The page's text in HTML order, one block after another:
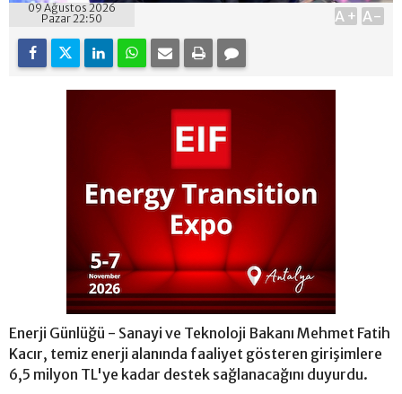
09 Ağustos 2026
Pazar 22:50
A+ A-
Enerji Günlüğü - Sanayi ve Teknoloji Bakanı Mehmet Fatih
Kacır, temiz enerji alanında faaliyet gösteren girişimlere
6,5 milyon TL'ye kadar destek sağlanacağını duyurdu.